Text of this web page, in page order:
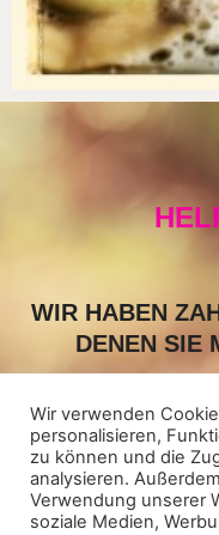
WIR HABEN
DENEN SIE
dabei, an dem Sie Zeit
Wir verwenden
personalisieren,
zu können und die
analysieren.
Verwendung unserer
soziale Medien,